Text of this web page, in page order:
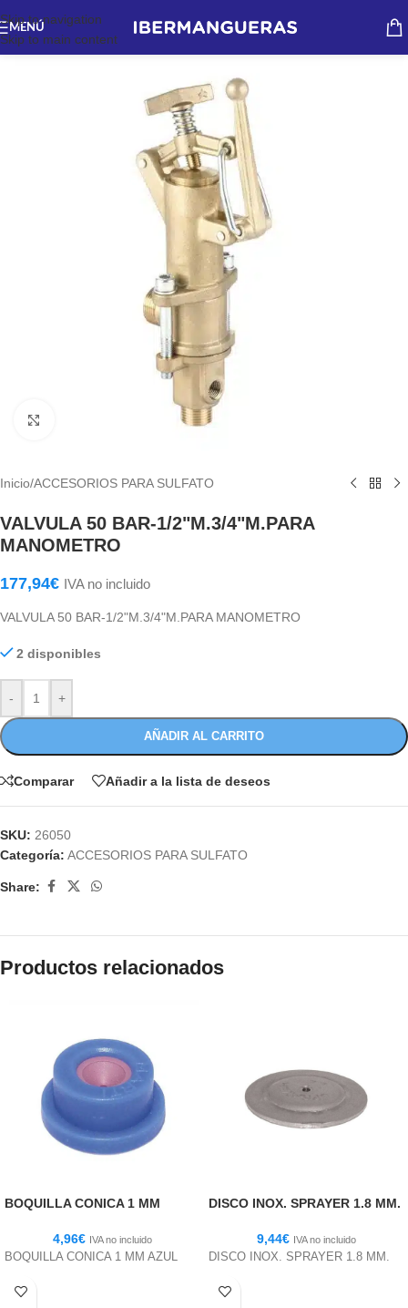
Skip to navigation
Skip to main content
MENÚ
Haga Click para agrandar
Inicio/ACCESORIOS PARA SULFATO
VALVULA 50 BAR-1/2"M.3/4"M.PARA
MANOMETRO
177,94€ IVA no incluido
VALVULA 50 BAR-1/2"M.3/4"M.PARA MANOMETRO
2 disponibles
- +
AÑADIR AL CARRITO
Comparar Añadir a la lista de deseos
SKU: 26050
Categoría: ACCESORIOS PARA SULFATO
Share:
Productos relacionados
BOQUILLA CONICA 1 MM
4,96€ IVA no incluido
BOQUILLA CONICA 1 MM AZUL
DISCO INOX. SPRAYER 1.8 MM.
9,44€ IVA no incluido
DISCO INOX. SPRAYER 1.8 MM.